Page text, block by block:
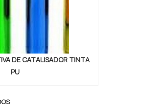
DE CATALISADOR TINTA
PU